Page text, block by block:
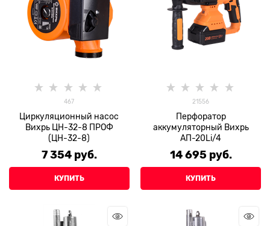
467
Циркуляционный насос
Вихрь ЦН-32-8 ПРОФ
(ЦН-32-8)
7 354 руб.
КУПИТЬ
21556
Перфоратор
аккумуляторный Вихрь
АП-20Li/4
14 695 руб.
КУПИТЬ